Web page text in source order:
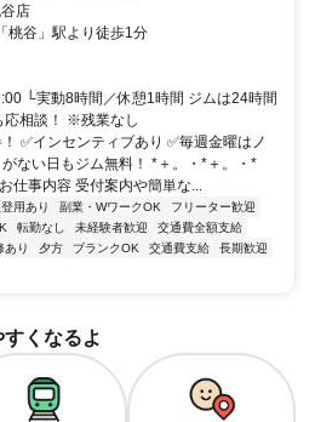
店
桃谷」駅より徒歩1分
└実動8時間／休憩1時間 ジムは24時間
応相談！ ※残業なし
✅インセンティブあり ✅毎週金曜はノ
ない日もジム無料！ *＋。・*＋。・*
仕事内容 受付案内や簡単な...
用あり 副業・WワークOK
フリーター歓迎
転勤なし 未経験者歓迎
交通費全額支給
あり 夕方 ブランクOK 交通費支給
長期歓迎
くなるよ